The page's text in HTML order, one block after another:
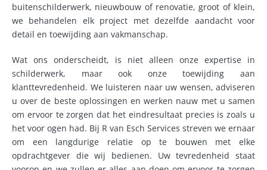
buitenschilderwerk, nieuwbouw of renovatie, groot of klein,
we behandelen elk project met dezelfde aandacht voor
detail en toewijding aan vakmanschap.
Wat ons onderscheidt, is niet alleen onze expertise in
schilderwerk, maar ook onze toewijding aan
klanttevredenheid. We luisteren naar uw wensen, adviseren
u over de beste oplossingen en werken nauw met u samen
om ervoor te zorgen dat het eindresultaat precies is zoals u
het voor ogen had. Bij R van Esch Services streven we ernaar
om een langdurige relatie op te bouwen met elke
opdrachtgever die wij bedienen. Uw tevredenheid staat